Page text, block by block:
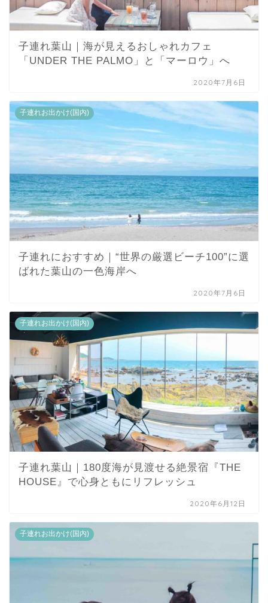
子連れ葉山｜海が見えるおしゃれカフェ
「UNDER THE PALMO」と「マーロウ」へ
2020年7月6日
子連れお出かけ(国内)
子連れにおすすめ｜“世界の厳選ビーチ100”に選
ばれた葉山の一色海岸へ
2020年7月6日
子連れお出かけ(国内)
子連れ葉山｜180度海が見渡せる絶景宿『THE
HOUSE』で心身ともにリフレッシュ
2020年6月12日
子連れお出かけ(国内)